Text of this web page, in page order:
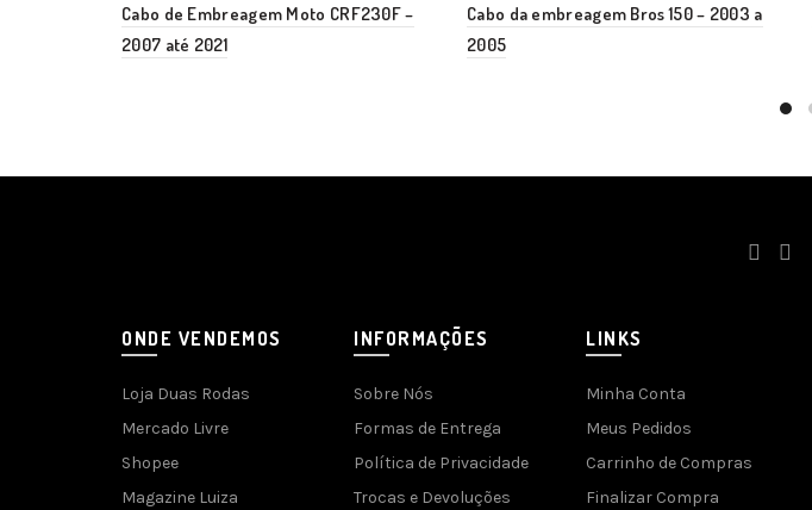
Cabo de Embreagem Moto CRF230F –
2007 até 2021
Cabo da embreagem Bros 150 – 2003 a
2005
ONDE VENDEMOS
Loja Duas Rodas
Mercado Livre
Shopee
Magazine Luiza
INFORMAÇÕES
Sobre Nós
Formas de Entrega
Política de Privacidade
Trocas e Devoluções
LINKS
Minha Conta
Meus Pedidos
Carrinho de Compras
Finalizar Compra